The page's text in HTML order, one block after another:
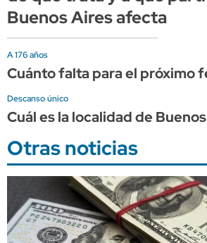
Buenos Aires afecta
A 176 años
Cuánto falta para el próximo
Descanso único
Cuál es la localidad de
Otras noticias